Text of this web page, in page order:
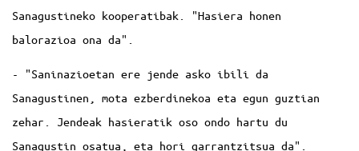
Sanagustineko kooperatibak. "Hasiera honen
balorazioa ona da".
- "Saninazioetan ere jende asko ibili da
Sanagustinen, mota ezberdinekoa eta egun guztian
zehar. Jendeak hasieratik oso ondo hartu du
Sanagustin osatua, eta hori garrantzitsua da".